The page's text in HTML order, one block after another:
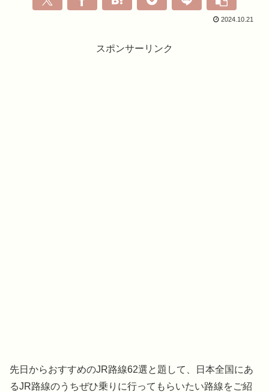
2024.10.21
スポンサーリンク
先日からおすすめのJR路線62選と題して、日本全国にあ
るJR路線のうちぜひ乗りに行ってもらいたい路線をご紹